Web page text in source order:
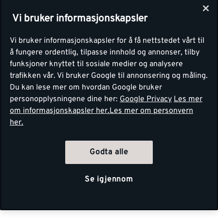
Vi bruker informasjonskapsler
Vi bruker informasjonskapsler for å få nettstedet vårt til
å fungere ordentlig, tilpasse innhold og annonser, tilby
funksjoner knyttet til sosiale medier og analysere
trafikken vår. Vi bruker Google til annonsering og måling.
Du kan lese mer om hvordan Google bruker
personopplysningene dine her: Google Privacy Les mer
om informasjonskapsler her.Les mer om personvern
her.
Godta alle
Se igjennom